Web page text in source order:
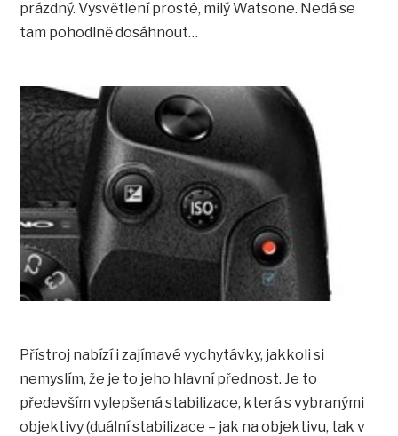
prázdný. Vysvětlení prosté, milý Watsone. Nedá se
tam pohodlně dosáhnout…
Přístroj nabízí i zajímavé vychytávky, jakkoli si
nemyslím, že je to jeho hlavní přednost. Je to
především vylepšená stabilizace, která s vybranými
objektivy (duální stabilizace – jak na objektivu, tak v